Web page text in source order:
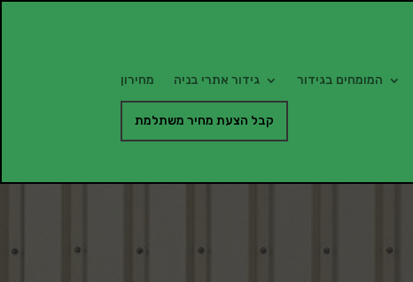
המומחים בגידור גידור אתרי בניה מחירון
קבל הצעת מחיר משתלמת